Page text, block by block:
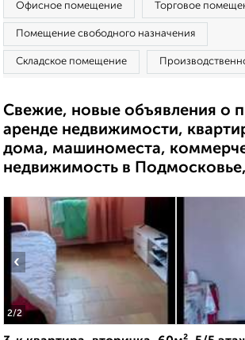
Офисное помещение Торговое
Помещение свободного назначения
Складское помещение
Свежие, новые объявления о
аренде недвижимости,
дома, машиноместа,
недвижимость в
2/2
‹